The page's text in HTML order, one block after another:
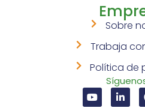
Sobre
Trabaja
Política de